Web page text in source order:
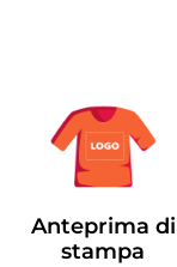
Anteprima di
stampa